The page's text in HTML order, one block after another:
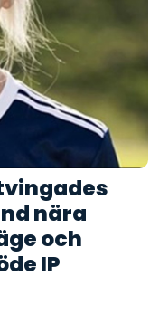
nära
och
IP